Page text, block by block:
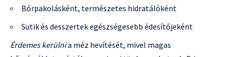
Bőrpakolásként, természetes hidratálóként
Sütik és desszertek egészségesebb édesítőjeként
Érdemes kerülnia méz hevítését, mivel magas